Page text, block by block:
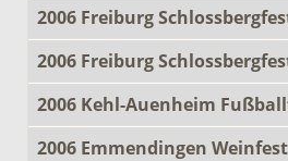
2006 Freiburg
2006 Freiburg
2006 Kehl-Auenheim
2006 Emmendingen Weinfest